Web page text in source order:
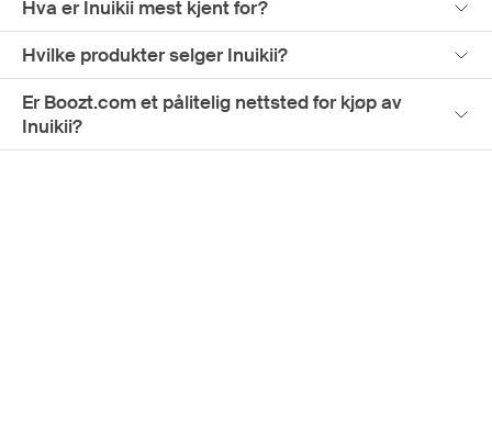
Hva er Inuikii mest kjent for?
Hvilke produkter selger Inuikii?
Er Boozt.com et pålitelig nettsted for kjøp av
Inuikii?